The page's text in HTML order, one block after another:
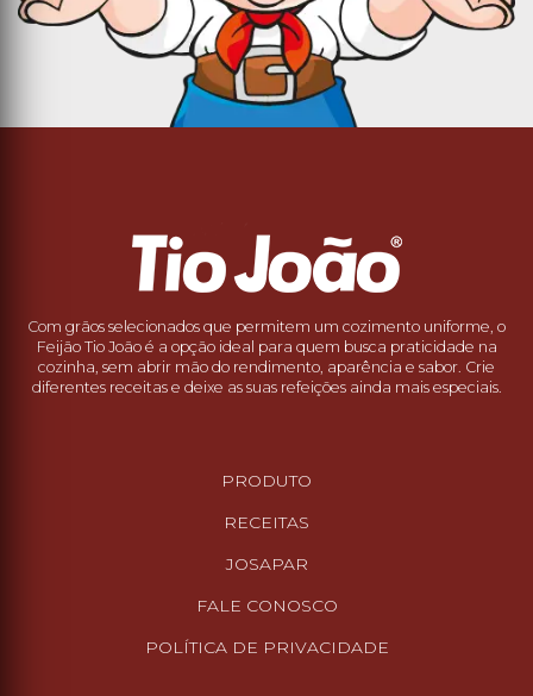
Com grãos selecionados que permitem um cozimento uniforme, o
Feijão Tio João é a opção ideal para quem busca praticidade na
cozinha, sem abrir mão do rendimento, aparência e sabor. Crie
diferentes receitas e deixe as suas refeições ainda mais especiais.
PRODUTO
RECEITAS
JOSAPAR
FALE CONOSCO
POLÍTICA DE PRIVACIDADE